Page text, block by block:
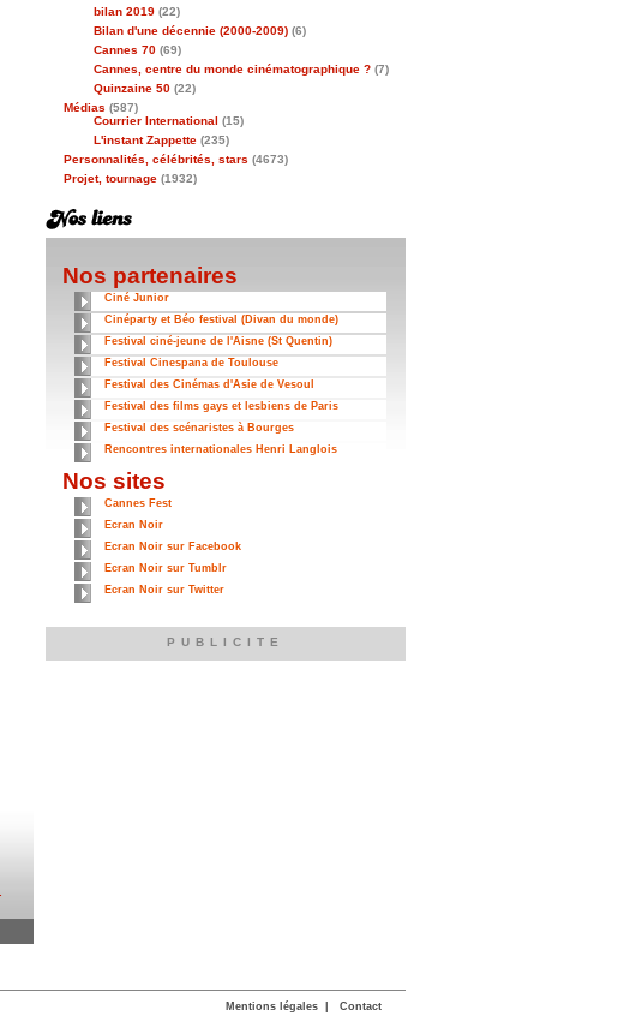
bilan 2019 (22)
Bilan d'une décennie (2000-2009) (6)
Cannes 70 (69)
Cannes, centre du monde cinématographique ? (7)
Quinzaine 50 (22)
Médias (587)
Courrier International (15)
L'instant Zappette (235)
Personnalités, célébrités, stars (4673)
Projet, tournage (1932)
Nos partenaires
Ciné Junior
Cinéparty et Béo festival (Divan du monde)
Festival ciné-jeune de l'Aisne (St Quentin)
Festival Cinespana de Toulouse
Festival des Cinémas d'Asie de Vesoul
Festival des films gays et lesbiens de Paris
Festival des scénaristes à Bourges
Rencontres internationales Henri Langlois
Nos sites
Cannes Fest
Ecran Noir
Ecran Noir sur Facebook
Ecran Noir sur Tumblr
Ecran Noir sur Twitter
PUBLICITE
Mentions légales Contact